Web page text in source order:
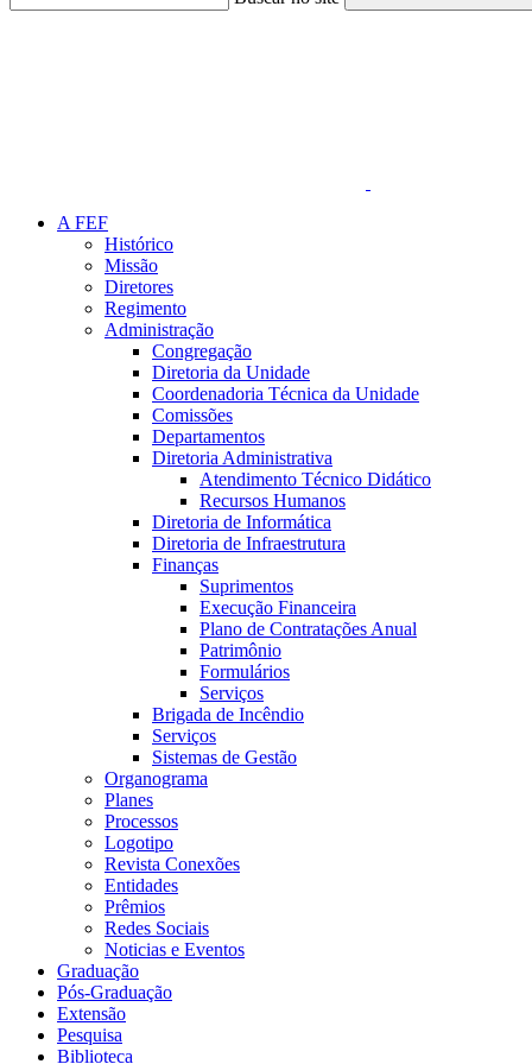
A FEF
Histórico
Missão
Diretores
Regimento
Administração
Congregação
Diretoria da Unidade
Coordenadoria Técnica da Unidade
Comissões
Departamentos
Diretoria Administrativa
Atendimento Técnico Didático
Recursos Humanos
Diretoria de Informática
Diretoria de Infraestrutura
Finanças
Suprimentos
Execução Financeira
Plano de Contratações Anual
Patrimônio
Formulários
Serviços
Brigada de Incêndio
Serviços
Sistemas de Gestão
Organograma
Planes
Processos
Logotipo
Revista Conexões
Entidades
Prêmios
Redes Sociais
Noticias e Eventos
Graduação
Pós-Graduação
Extensão
Pesquisa
Biblioteca